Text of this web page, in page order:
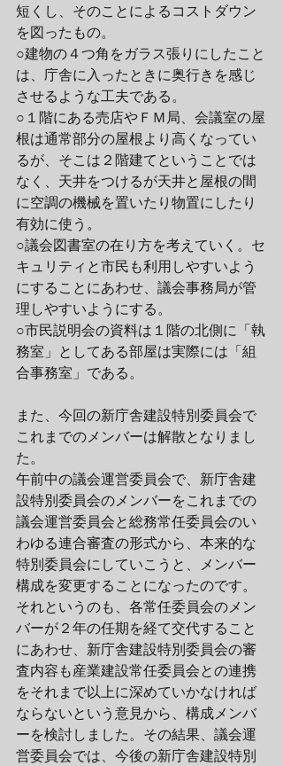
短くし、そのことによるコストダウン
を図ったもの。
○建物の４つ角をガラス張りにしたこと
は、庁舎に入ったときに奥行きを感じ
させるような工夫である。
○１階にある売店やＦＭ局、会議室の屋
根は通常部分の屋根より高くなってい
るが、そこは２階建てということでは
なく、天井をつけるが天井と屋根の間
に空調の機械を置いたり物置にしたり
有効に使う。
○議会図書室の在り方を考えていく。セ
キュリティと市民も利用しやすいよう
にすることにあわせ、議会事務局が管
理しやすいようにする。
○市民説明会の資料は１階の北側に「執
務室」としてある部屋は実際には「組
合事務室」である。
また、今回の新庁舎建設特別委員会で
これまでのメンバーは解散となりまし
た。
午前中の議会運営委員会で、新庁舎建
設特別委員会のメンバーをこれまでの
議会運営委員会と総務常任委員会のい
わゆる連合審査の形式から、本来的な
特別委員会にしていこうと、メンバー
構成を変更することになったのです。
それというのも、各常任委員会のメン
バーが２年の任期を経て交代すること
にあわせ、新庁舎建設特別委員会の審
査内容も産業建設常任委員会との連携
をそれまで以上に深めていかなければ
ならないという意見から、構成メンバ
ーを検討しました。その結果、議会運
営委員会では、今後の新庁舎建設特別